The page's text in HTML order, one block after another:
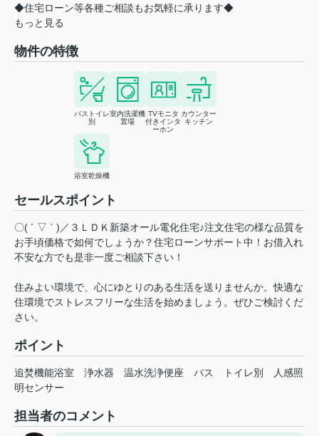
◆住宅ローン等各種ご相談もお気軽に承ります◆
もっと見る
物件の特徴
バストイレ
別
室内洗濯機
置場
TVモニタ
付きインタ
ーホン
カウンター
キッチン
浴室乾燥機
セールスポイント
〇( ´ ▽ ` )／３ＬＤＫ新築オール電化住宅♪注文住宅の様な品質を
お手頃価格で如何でしょうか？住宅ローンサポート中！お借入れ
不安な方でも是非一度ご相談下さい！
住みよい環境で、心にゆとりのある生活を送りませんか。快適な
住環境でストレスフリーな生活を始めましょう。ぜひご検討くだ
さい。
ポイント
追焚機能浴室 浄水器 温水洗浄便座 バス トイレ別
人感照
明センサー
担当者のコメント